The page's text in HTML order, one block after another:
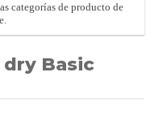
categorías de producto de
Basic